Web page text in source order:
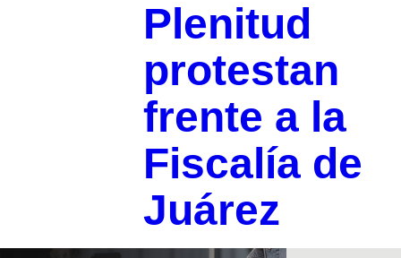
Plenitud
protestan
frente a la
Fiscalía de
Juárez